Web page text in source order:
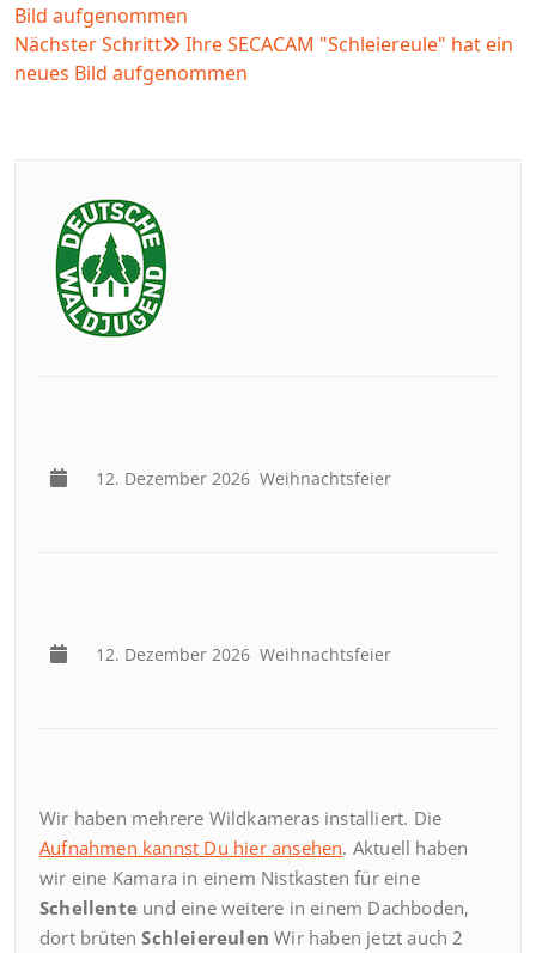
Bild aufgenommen
Nächster Schritt
Ihre SECACAM "Schleiereule" hat ein
neues Bild aufgenommen
12. Dezember 2026 Weihnachtsfeier
12. Dezember 2026 Weihnachtsfeier
Wir haben mehrere Wildkameras installiert. Die
Aufnahmen kannst Du hier ansehen. Aktuell haben
wir eine Kamara in einem Nistkasten für eine
Schellente und eine weitere in einem Dachboden,
dort brütenSchleiereulen Wir haben jetzt auch 2